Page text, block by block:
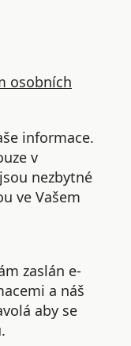
osobních
informace.
v
nezbytné
ve Vašem
zaslán e-
a náš
aby se